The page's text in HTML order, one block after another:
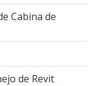
Cabina de
de Revit